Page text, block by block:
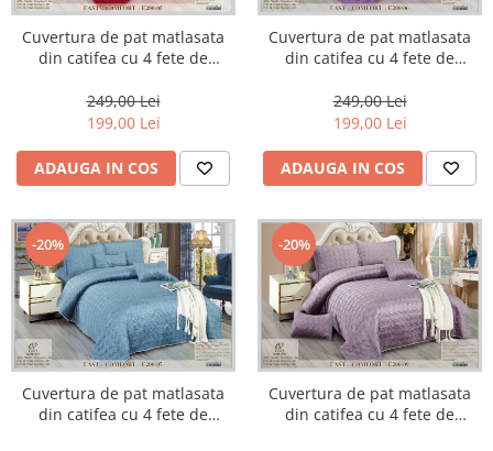
Cuvertura de pat matlasata
din catifea cu 4 fete de
249,00 Lei
199,00 Lei
ADAUGA IN COS
Cuvertura de pat matlasata
din catifea cu 4 fete de
249,00 Lei
199,00 Lei
ADAUGA IN COS
-20%
Cuvertura de pat matlasata
din catifea cu 4 fete de
-20%
Cuvertura de pat matlasata
din catifea cu 4 fete de